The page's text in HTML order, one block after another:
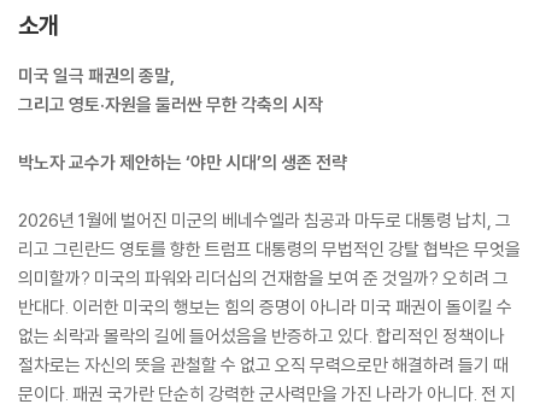
소개
미국 일극 패권의 종말,
그리고 영토·자원을 둘러싼 무한 각축의 시작
박노자 교수가 제안하는 ‘야만 시대’의 생존 전략
2026년 1월에 벌어진 미군의 베네수엘라 침공과 마두로 대통령 납치, 그
리고 그린란드 영토를 향한 트럼프 대통령의 무법적인 강탈 협박은 무엇을
의미할까? 미국의 파워와 리더십의 건재함을 보여 준 것일까? 오히려 그
반대다. 이러한 미국의 행보는 힘의 증명이 아니라 미국 패권이 돌이킬 수
없는 쇠락과 몰락의 길에 들어섰음을 반증하고 있다. 합리적인 정책이나
절차로는 자신의 뜻을 관철할 수 없고 오직 무력으로만 해결하려 들기 때
문이다. 패권 국가란 단순히 강력한 군사력만을 가진 나라가 아니다. 전 지